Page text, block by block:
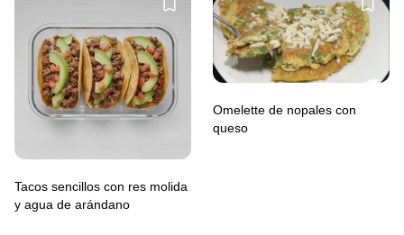
Tacos sencillos con res molida
y agua de arándano
Omelette de nopales con
queso